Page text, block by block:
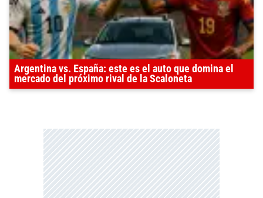
Argentina vs. España: este es el auto que domina el
mercado del próximo rival de la Scaloneta